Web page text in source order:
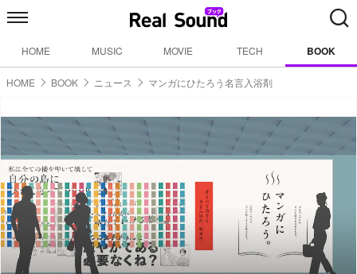
HOME MUSIC MOVIE TECH BOOK
HOME BOOK ニュース マンガにひたろう名言入浴剤